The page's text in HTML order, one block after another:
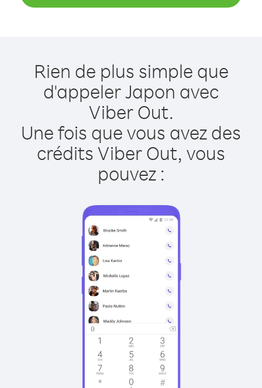
Rien de plus simple que
d'appeler Japon avec
Viber Out.
Une fois que vous avez des
crédits Viber Out, vous
pouvez :